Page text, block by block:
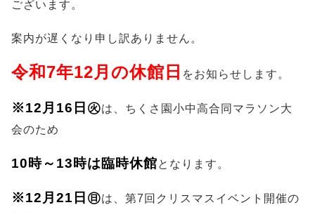
ございます。
案内が遅くなり申し訳ありません。
令和7年12月の休館日 をお知らせします。
※12月16日㊋は、ちくさ園小中高合同マラソン大
会のため
10時～13時は臨時休館となります。
※12月21日㊐は、第7回クリスマスイベント開催の